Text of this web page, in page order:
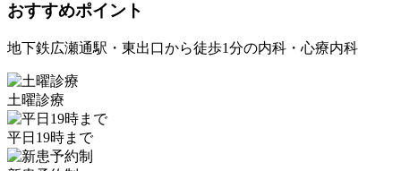
おすすめポイント
地下鉄広瀬通駅・東出口から徒歩1分の内科・心療内科
土曜診療
平日19時まで